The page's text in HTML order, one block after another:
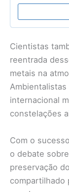
Cientistas
reentrada
metais na
internacional
constelações
Com o
o debate
preservação
compartilhado